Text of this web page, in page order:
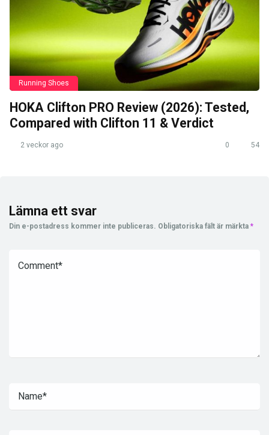
Running Shoes
HOKA Clifton PRO Review (2026): Tested,
Compared with Clifton 11 & Verdict
2 veckor ago 0 54
Lämna ett svar
Din e-postadress kommer inte publiceras. Obligatoriska fält är märkta *